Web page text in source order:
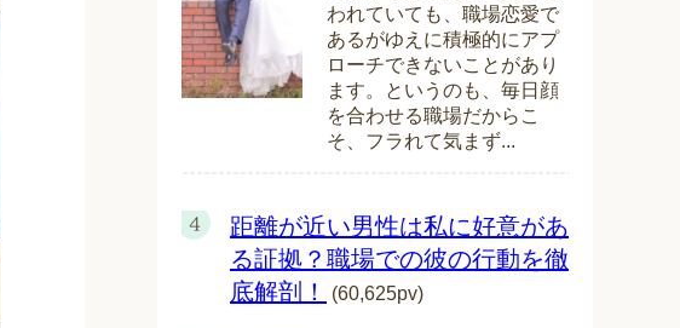
われていても、職場恋愛で
あるがゆえに積極的にアプ
ローチできないことがあり
ます。というのも、毎日顔
を合わせる職場だからこ
そ、フラれて気まず...
距離が近い男性は私に好意があ
る証拠？職場での彼の行動を徹
底解剖！
(60,625pv)